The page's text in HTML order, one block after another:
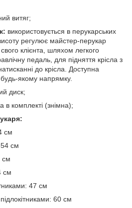
витяг;
використовується в перукарських
регулює майстер-перукар
клієнта, шляхом легкого
педаль, для підняття крісла з
до крісла. Доступна
будь-якому напрямку.
диск;
в комплекті (знімна);
см
см
см
см
47 см
60 см